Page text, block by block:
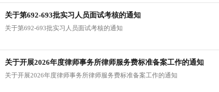
关于第692-693批实习人员面试考核的通知
关于第692-693批实习人员面试考核的通知
关于开展2026年度律师事务所律师服务费标准备案工作的通知
关于开展2026年度律师事务所律师服务费标准备案工作的通知